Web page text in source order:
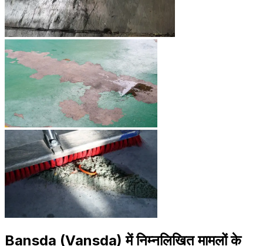
Bansda (Vansda) में निम्नलिखित मामलों के